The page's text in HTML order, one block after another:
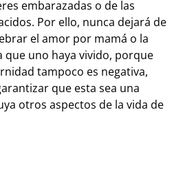
embarazadas o de las
Por ello, nunca dejará de
el amor por mamá o la
que uno haya vivido, porque
tampoco es negativa,
que esta sea una
otros aspectos de la vida de